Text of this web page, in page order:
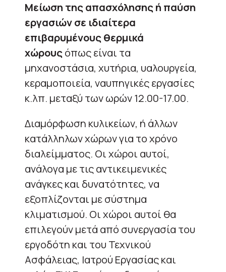
Μείωση της απασχόλησης ή παύση
εργασιών σε ιδιαίτερα
επιβαρυμένους θερμικά
χώρουςόπως είναι τα
μηχανοστάσια, χυτήρια, υαλουργεία,
κεραμοποιεία, ναυπηγικές εργασίες
κ.λπ. μεταξύ των ωρών 12.00-17.00.
Διαμόρφωση κυλικείων, ή άλλων
κατάλληλων χώρων για το χρόνο
διαλείμματος. Οι χώροι αυτοί,
ανάλογα με τις αντικειμενικές
ανάγκες και δυνατότητες, να
εξοπλίζονται με σύστημα
κλιματισμού. Οι χώροι αυτοί θα
επιλεγούν μετά από συνεργασία του
εργοδότη και του Τεχνικού
Ασφάλειας, Ιατρού Εργασίας και